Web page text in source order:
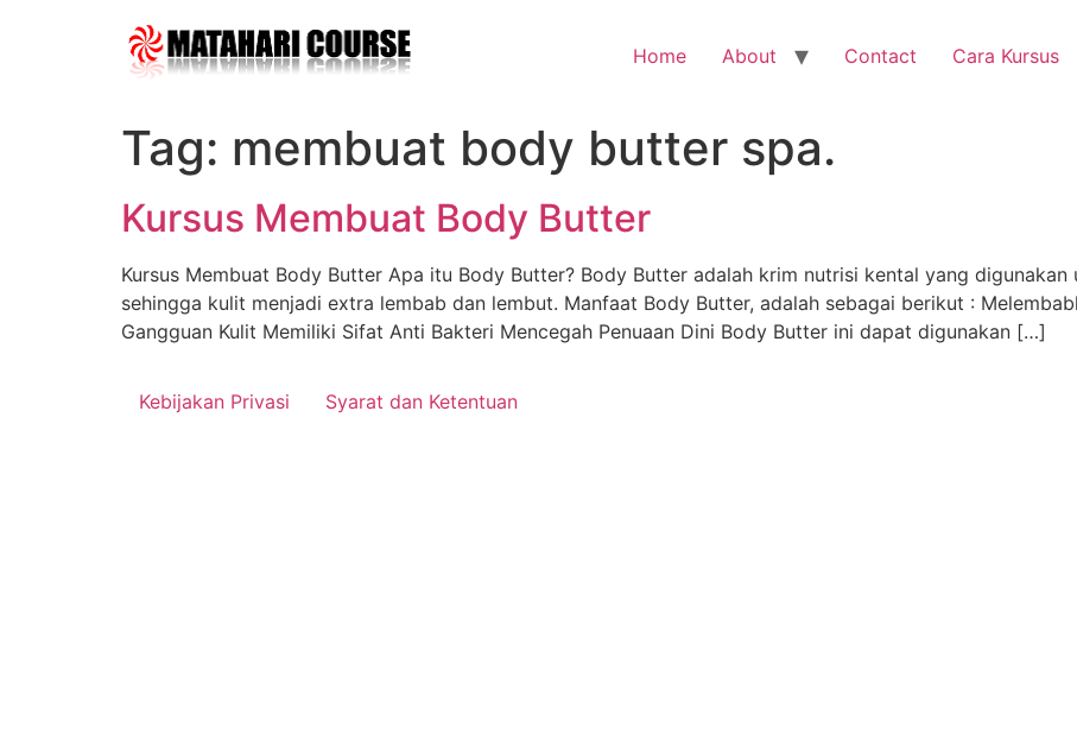
Home About Contact Cara Kursus
Tag: membuat body butter spa.
Kursus Membuat Body Butter
Kursus Membuat Body Butter Apa itu Body Butter? Body Butter adalah krim nutrisi kental yang
sehingga kulit menjadi extra lembab dan lembut. Manfaat Body Butter, adalah sebagai berikut :
Gangguan Kulit Memiliki Sifat Anti Bakteri Mencegah Penuaan Dini Body Butter ini dapat digunakan […]
Kebijakan Privasi Syarat dan Ketentuan